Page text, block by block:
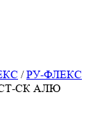
/РУ-ФЛЕКС
СТ-СК АЛЮ